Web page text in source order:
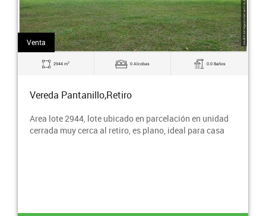
Venta
2944 m2 0 Alcobas 0.0 Baños
Vereda Pantanillo,Retiro
Area lote 2944, lote ubicado en parcelación en unidad
cerrada muy cerca al retiro, es plano, ideal para casa